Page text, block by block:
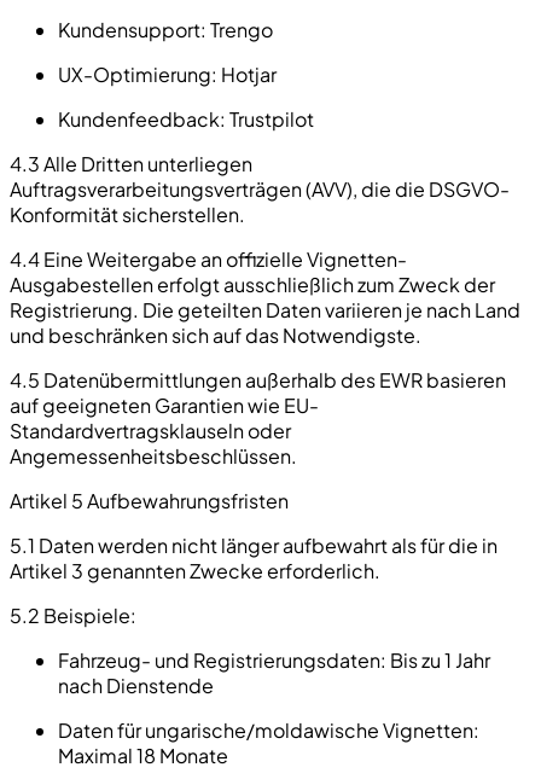
Kundensupport: Trengo
UX-Optimierung: Hotjar
Kundenfeedback: Trustpilot
4.3 Alle Dritten unterliegen
Auftragsverarbeitungsverträgen (AVV), die die DSGVO-
Konformität sicherstellen.
4.4 Eine Weitergabe an offizielle Vignetten-
Ausgabestellen erfolgt ausschließlich zum Zweck der
Registrierung. Die geteilten Daten variieren je nach Land
und beschränken sich auf das Notwendigste.
4.5 Datenübermittlungen außerhalb des EWR basieren
auf geeigneten Garantien wie EU-
Standardvertragsklauseln oder
Angemessenheitsbeschlüssen.
Artikel 5 Aufbewahrungsfristen
5.1 Daten werden nicht länger aufbewahrt als für die in
Artikel 3 genannten Zwecke erforderlich.
5.2 Beispiele:
Fahrzeug- und Registrierungsdaten: Bis zu 1 Jahr
nach Dienstende
Daten für ungarische/moldawische Vignetten:
Maximal 18 Monate